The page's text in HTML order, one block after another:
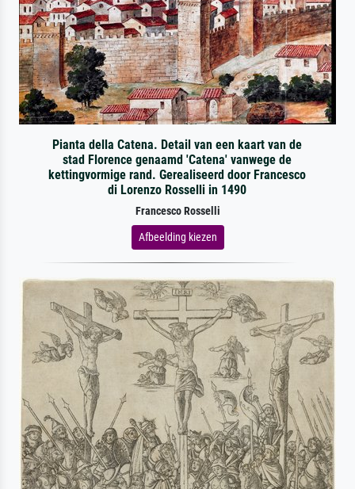
Pianta della Catena. Detail van een kaart van de
stad Florence genaamd 'Catena' vanwege de
kettingvormige rand. Gerealiseerd door Francesco
di Lorenzo Rosselli in 1490
Francesco Rosselli
Afbeelding kiezen